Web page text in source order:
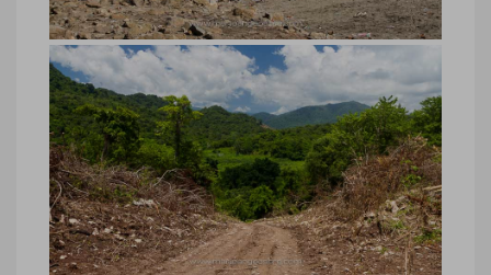
Indonésie, plage et bateaux de
pêche, île de Sumbawa
Indonésie, plage et bateaux de pêche, île
de Sumbawa © Marie-Ange Ostré